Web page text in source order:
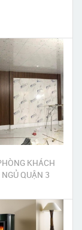
KHÁCH
QUẬN 3